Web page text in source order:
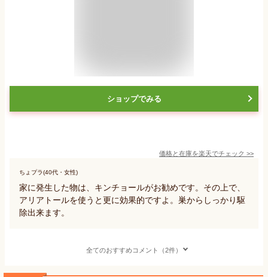
ショップでみる
価格と在庫を楽天でチェック >>
ちょプラ(40代・女性)
家に発生した物は、キンチョールがお勧めです。その上で、
アリアトールを使うと更に効果的ですよ。巣からしっかり駆
除出来ます。
全てのおすすめコメント（2件）